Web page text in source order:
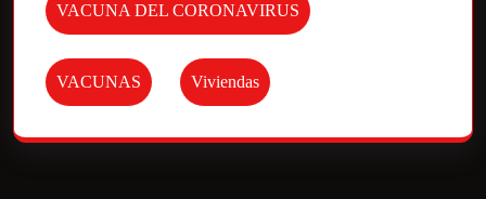
VACUNA DEL CORONAVIRUS
VACUNAS Viviendas